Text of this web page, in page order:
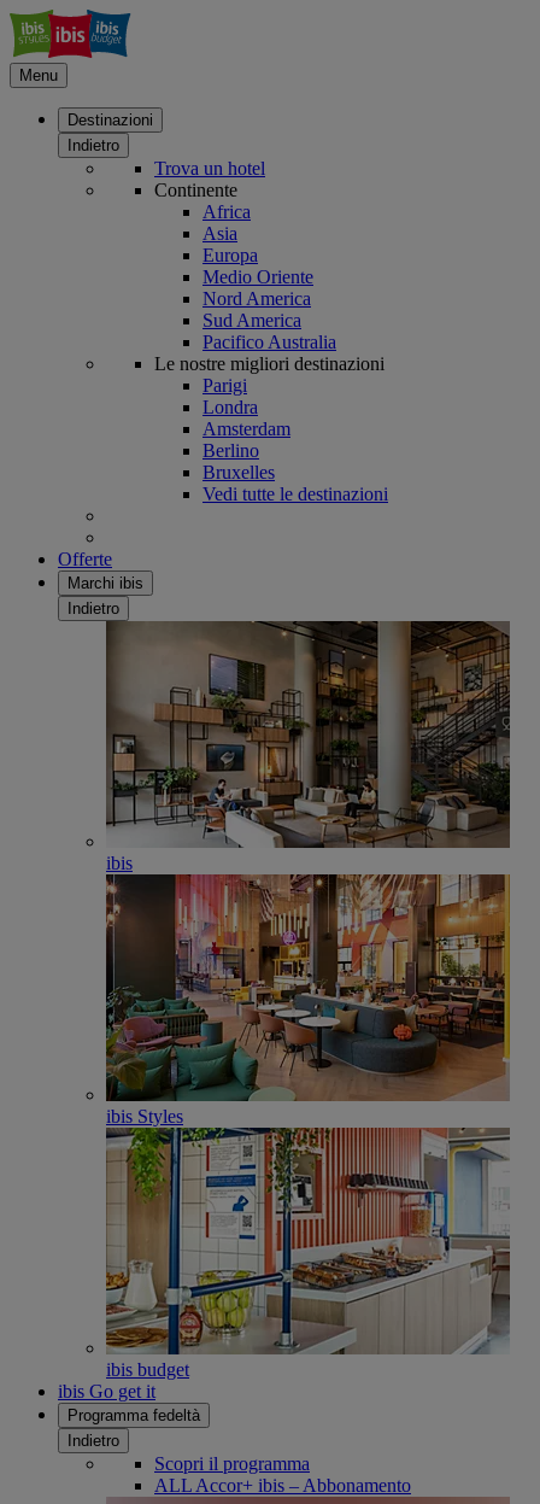
Menu
Destinazioni
Indietro
Trova un hotel
Continente
Africa
Asia
Europa
Medio Oriente
Nord America
Sud America
Pacifico Australia
Le nostre migliori destinazioni
Parigi
Londra
Amsterdam
Berlino
Bruxelles
Vedi tutte le destinazioni
Offerte
Marchi ibis
Indietro
ibis
ibis Styles
ibis budget
ibis Go get it
Programma fedeltà
Indietro
Scopri il programma
ALL Accor+ ibis – Abbonamento